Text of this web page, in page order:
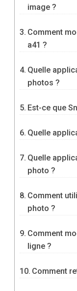
image ?
Comment
a41 ?
Quelle
photos ?
Est-ce que
Quelle
Quelle
photo ?
Comment
photo ?
Comment
ligne ?
Comment